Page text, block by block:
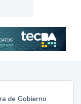
de Gobierno